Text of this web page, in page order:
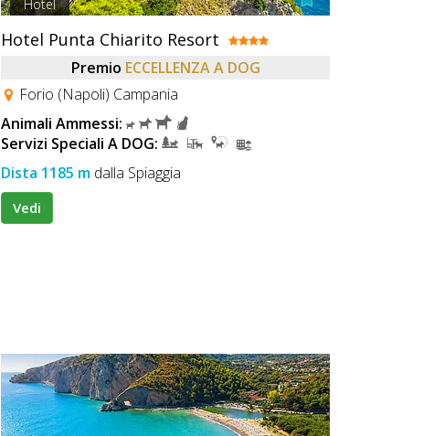
Hotel
Hotel Punta Chiarito Resort
Premio ECCELLENZA A DOG
Forio (Napoli) Campania
Animali Ammessi:
Servizi Speciali A DOG:
Dista 1185 m dalla Spiaggia
Vedi